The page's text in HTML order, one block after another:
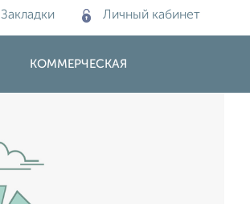
Закладки Личный кабинет
КОММЕРЧЕСКАЯ